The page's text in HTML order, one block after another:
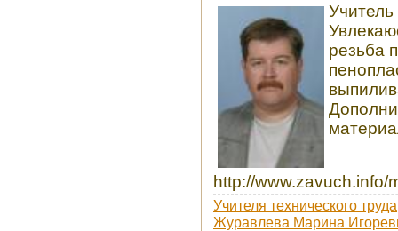
резьба
http://www.zavuch.info/
Учителя технического труда
Журавлева Марина